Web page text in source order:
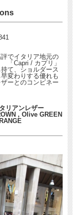
でイタリア地元の
「Capri / カプリ」
て、ショルダース
変わりする優れも
ーとのコンビネー
リアンレザー
, Olive GREEN